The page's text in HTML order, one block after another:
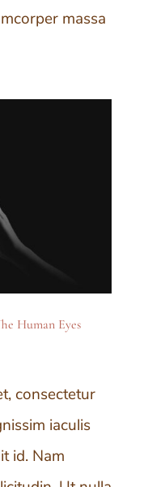
massa
Human Eyes
consectetur
iaculis
id. Nam